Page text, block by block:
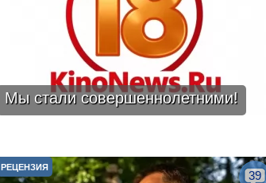
Мы стали совершеннолетними!
РЕЦЕНЗИЯ
39